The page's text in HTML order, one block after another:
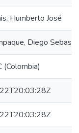
Humberto José
Diego
(Colombia)